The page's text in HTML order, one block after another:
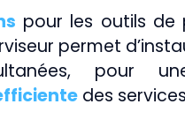
pour les outils de
permet
pour
des